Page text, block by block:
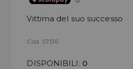
Vittima del suo successo
Cod. S7136
DISPONIBILI: 0